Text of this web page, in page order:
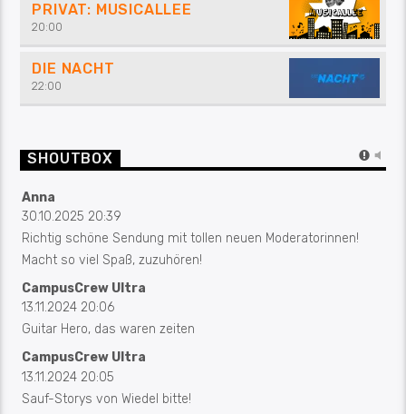
PRIVAT: MUSICALLEE
20:00
DIE NACHT
22:00
SHOUTBOX
Anna
30.10.2025 20:39
Richtig schöne Sendung mit tollen neuen Moderatorinnen!
Macht so viel Spaß, zuzuhören!
CampusCrew Ultra
13.11.2024 20:06
Guitar Hero, das waren zeiten
CampusCrew Ultra
13.11.2024 20:05
Sauf-Storys von Wiedel bitte!